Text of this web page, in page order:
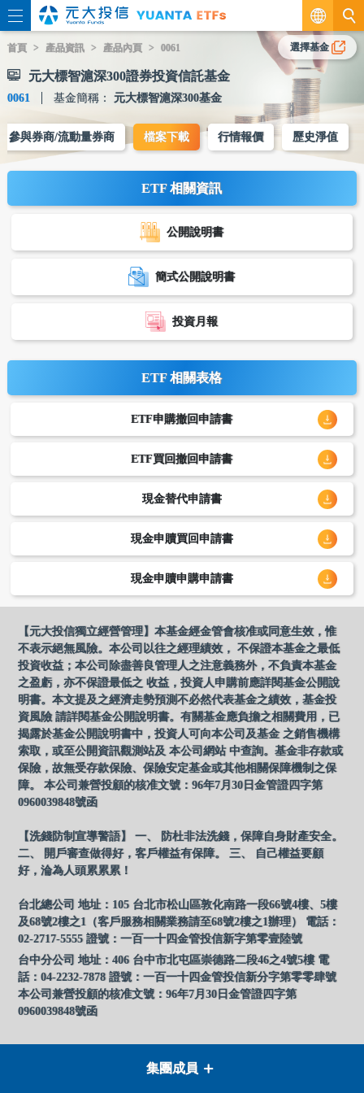
繁
EN
首頁 產品資訊 產品內頁 0061
元大標智滬深300證券投資信託基金
0061 基金簡稱： 元大標智滬深300基金
選擇基金
參與券商/流動量券商 檔案下載 行情報價 歷史淨值
ETF 相關資訊
公開說明書
簡式公開說明書
投資月報
ETF 相關表格
ETF申購撤回申請書
ETF買回撤回申請書
現金替代申請書
現金申贖買回申請書
現金申贖申購申請書
【元大投信獨立經營管理】本基金經金管會核准或同意生效，惟
不表示絕無風險。本公司以往之經理績效， 不保證本基金之最低
投資收益；本公司除盡善良管理人之注意義務外，不負責本基金
之盈虧，亦不保證最低之 收益，投資人申購前應詳閱基金公開說
明書。本文提及之經濟走勢預測不必然代表基金之績效，基金投
資風險 請詳閱基金公開說明書。有關基金應負擔之相關費用，已
揭露於基金公開說明書中，投資人可向本公司及基金 之銷售機構
索取，或至公開資訊觀測站及 本公司網站 中查詢。基金非存款或
保險，故無受存款保險、保險安定基金或其他相關保障機制之保
障。 本公司兼營投顧的核准文號：96年7月30日金管證四字第
0960039848號函
【洗錢防制宣導警語】 一、 防杜非法洗錢，保障自身財產安全。
二、 開戶審查做得好，客戶權益有保障。 三、 自己權益要顧
好，淪為人頭累累累！
台北總公司 地址：105 台北市松山區敦化南路一段66號4樓、5樓
及68號2樓之1（客戶服務相關業務請至68號2樓之1辦理） 電話：
02-2717-5555 證號：一百一十四金管投信新字第零壹陸號
台中分公司 地址：406 台中市北屯區崇德路二段46之4號5樓 電
話：04-2232-7878 證號：一百一十四金管投信新分字第零零肆號
本公司兼營投顧的核准文號：96年7月30日金管證四字第
0960039848號函
集團成員